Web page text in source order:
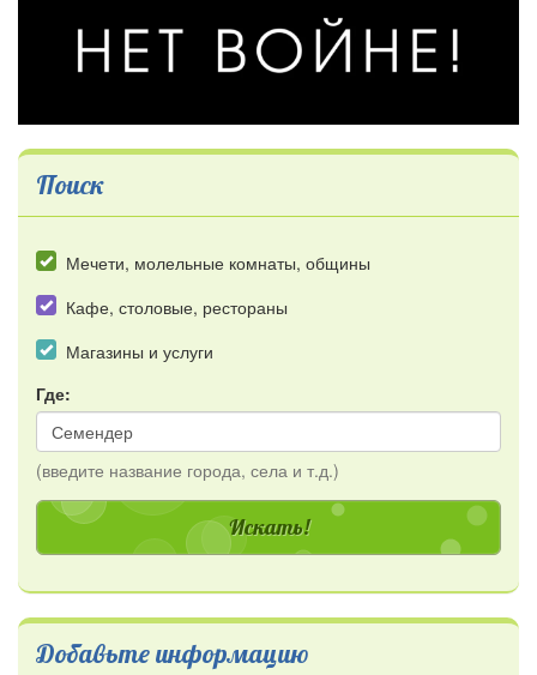
Поиск
Мечети, молельные комнаты, общины
Кафе, столовые, рестораны
Магазины и услуги
Где:
(введите название города, села и т.д.)
Добавьте информацию